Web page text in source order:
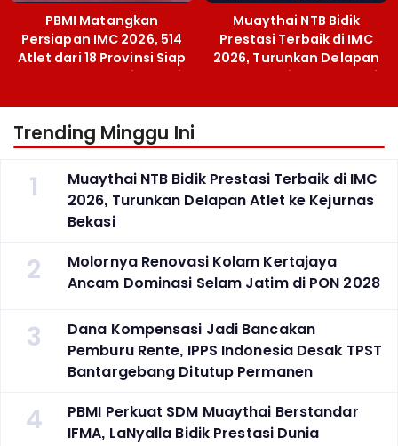
PBMI Matangkan
Persiapan IMC 2026, 514
Atlet dari 18 Provinsi Siap
Berlaga Besok di Bekasi
Muaythai NTB Bidik
Prestasi Terbaik di IMC
2026, Turunkan Delapan
Atlet ke Kejurnas Bekasi
Trending Minggu Ini
1
Muaythai NTB Bidik Prestasi Terbaik di IMC
2026, Turunkan Delapan Atlet ke Kejurnas
Bekasi
2
Molornya Renovasi Kolam Kertajaya
Ancam Dominasi Selam Jatim di PON 2028
3
Dana Kompensasi Jadi Bancakan
Pemburu Rente, IPPS Indonesia Desak TPST
Bantargebang Ditutup Permanen
4
PBMI Perkuat SDM Muaythai Berstandar
IFMA, LaNyalla Bidik Prestasi Dunia